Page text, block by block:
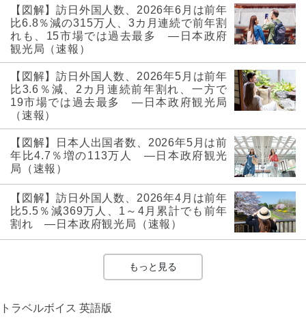
【図解】訪日外国人数、2026年6月は前年
比6.8％減の315万人、3カ月連続で前年割
れも、15市場では過去最多 ―日本政府
観光局（速報）
【図解】訪日外国人数、2026年5月は前年
比3.6％減、2カ月連続前年割れ、一方で
19市場では過去最多 ―日本政府観光局
（速報）
【図解】日本人出国者数、2026年5月は前
年比4.7％増の113万人 ―日本政府観光
局（速報）
【図解】訪日外国人数、2026年4月は前年
比5.5％減369万人、1～4月累計でも前年
割れ ―日本政府観光局（速報）
もっと見る
トラベルボイス 英語版